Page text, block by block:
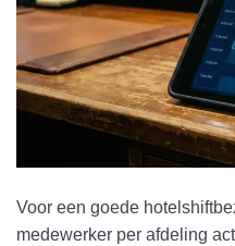
Voor een goede
medewerker per afdeling